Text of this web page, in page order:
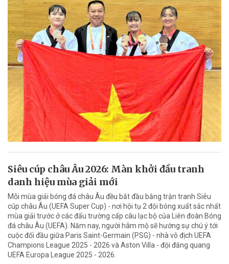
Siêu cúp châu Âu 2026: Màn khởi đầu tranh
danh hiệu mùa giải mới
Mỗi mùa giải bóng đá châu Âu đều bắt đầu bằng trận tranh Siêu
cúp châu Âu (UEFA Super Cup) - nơi hội tụ 2 đội bóng xuất sắc nhất
mùa giải trước ở các đấu trường cấp câu lạc bộ của Liên đoàn Bóng
đá châu Âu (UEFA). Năm nay, người hâm mộ sẽ hướng sự chú ý tới
cuộc đối đầu giữa Paris Saint-Germain (PSG) - nhà vô địch UEFA
Champions League 2025 - 2026 và Aston Villa - đội đăng quang
UEFA Europa League 2025 - 2026.